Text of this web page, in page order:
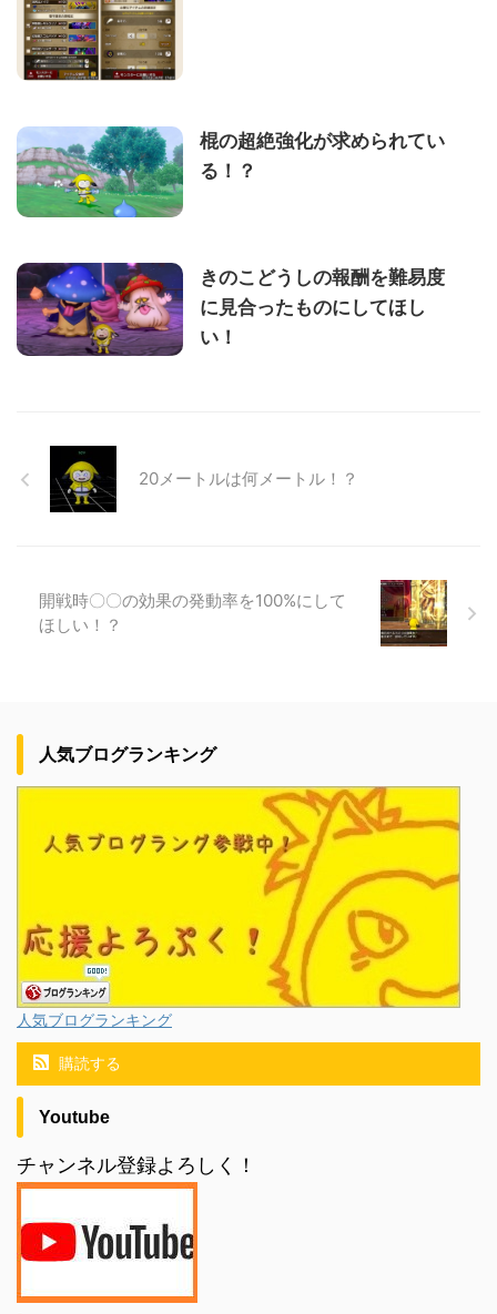
棍の超絶強化が求められてい
る！？
きのこどうしの報酬を難易度
に見合ったものにしてほし
い！
20メートルは何メートル！？
開戦時〇〇の効果の発動率を100%にして
ほしい！？
人気ブログランキング
人気ブログランキング
購読する
Youtube
チャンネル登録よろしく！